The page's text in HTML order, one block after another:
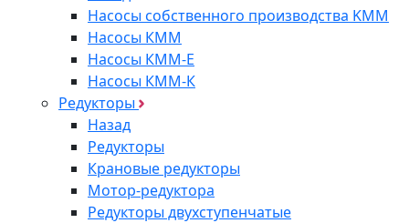
Насосы собственного производства KMM
Насосы КММ
Насосы КММ-Е
Насосы КММ-К
Редукторы
Назад
Редукторы
Крановые редукторы
Мотор-редуктора
Редукторы двухступенчатые